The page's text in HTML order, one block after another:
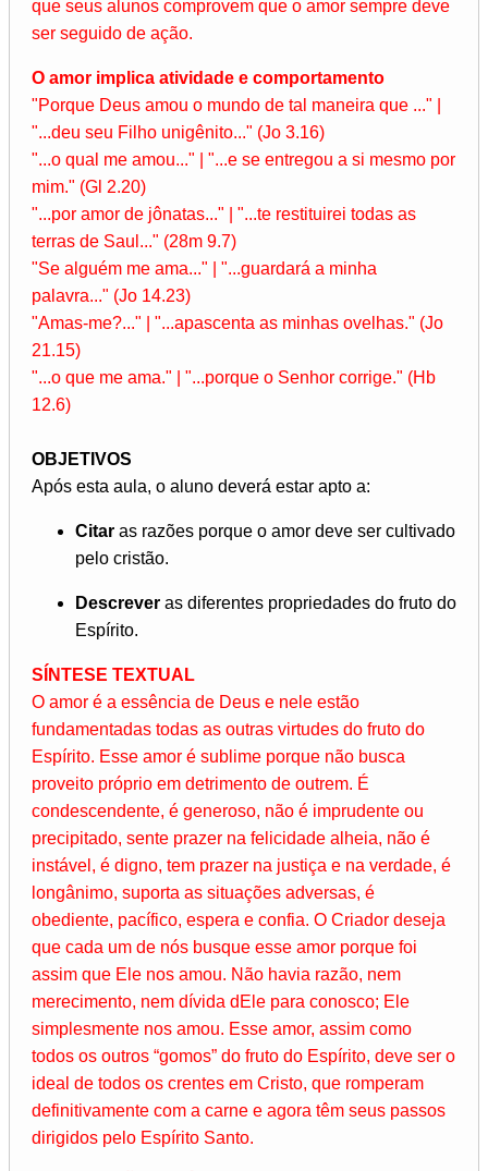
que seus alunos comprovem que o amor sempre deve
ser seguido de ação.
O amor implica atividade e comportamento
"Porque Deus amou o mundo de tal maneira que ..." |
"...deu seu Filho unigênito..." (Jo 3.16)
"...o qual me amou..." | "...e se entregou a si mesmo por
mim." (Gl 2.20)
"...por amor de jônatas..." | "...te restituirei todas as
terras de Saul..." (28m 9.7)
"Se alguém me ama..." | "...guardará a minha
palavra..." (Jo 14.23)
"Amas-me?..." | "...apascenta as minhas ovelhas." (Jo
21.15)
"...o que me ama." | "...porque o Senhor corrige." (Hb
12.6)
OBJETIVOS
Após esta aula, o aluno deverá estar apto a:
Citar as razões porque o amor deve ser cultivado
pelo cristão.
Descrever as diferentes propriedades do fruto do
Espírito.
SÍNTESE TEXTUAL
O amor é a essência de Deus e nele estão
fundamentadas todas as outras virtudes do fruto do
Espírito. Esse amor é sublime porque não busca
proveito próprio em detrimento de outrem. É
condescendente, é generoso, não é imprudente ou
precipitado, sente prazer na felicidade alheia, não é
instável, é digno, tem prazer na justiça e na verdade, é
longânimo, suporta as situações adversas, é
obediente, pacífico, espera e confia. O Criador deseja
que cada um de nós busque esse amor porque foi
assim que Ele nos amou. Não havia razão, nem
merecimento, nem dívida dEle para conosco; Ele
simplesmente nos amou. Esse amor, assim como
todos os outros “gomos” do fruto do Espírito, deve ser o
ideal de todos os crentes em Cristo, que romperam
definitivamente com a carne e agora têm seus passos
dirigidos pelo Espírito Santo.